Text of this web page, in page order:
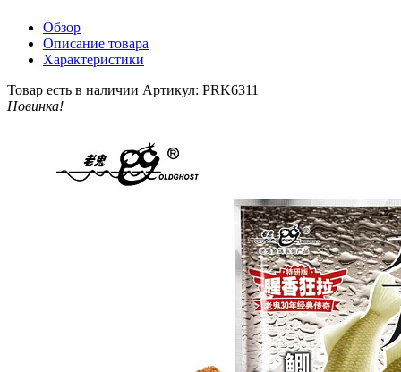
Обзор
Описание товара
Характеристики
Товар есть в наличии Артикул: PRK6311
Новинка!